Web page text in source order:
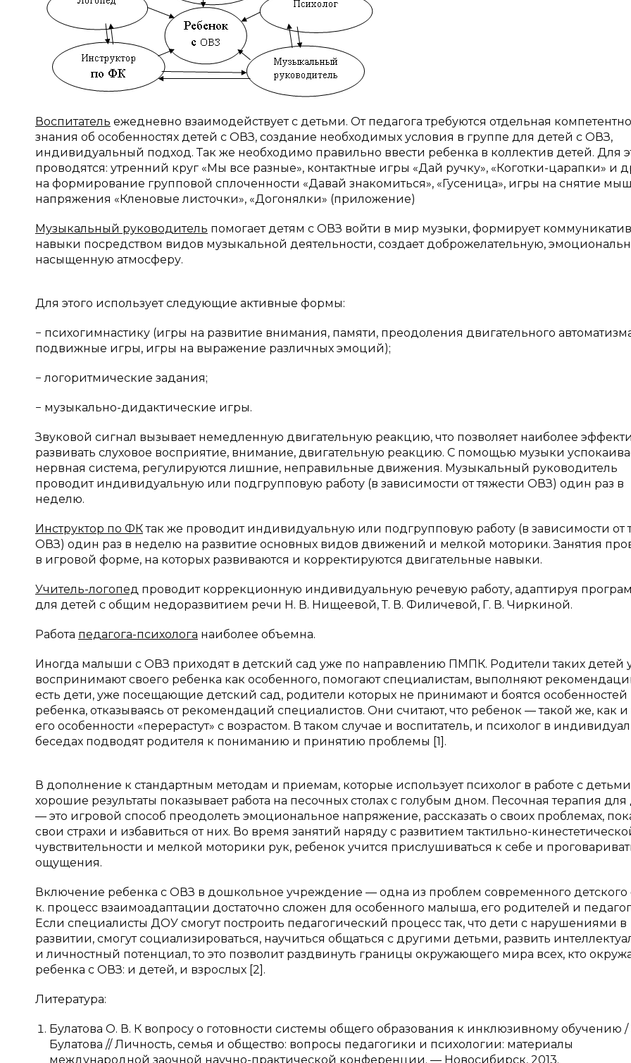
Воспитатель ежедневно взаимодействует с детьми. От педагога требуются отдельная
знания об особенностях детей с ОВЗ, создание необходимых условия в группе для детей с ОВЗ,
индивидуальный подход. Так же необходимо правильно ввести ребенка в коллектив детей. Для
проводятся: утренний круг «Мы все разные», контактные игры «Дай ручку», «Коготки-царапки» и
на формирование групповой сплоченности «Давай знакомиться», «Гусеница», игры на снятие
напряжения «Кленовые листочки», «Догонялки» (приложение)
Музыкальный руководитель помогает детям с ОВЗ войти в мир музыки, формирует
навыки посредством видов музыкальной деятельности, создает доброжелательную,
насыщенную атмосферу.
Для этого использует следующие активные формы:
− психогимнастику (игры на развитие внимания, памяти, преодоления двигательного
подвижные игры, игры на выражение различных эмоций);
− логоритмические задания;
− музыкально-дидактические игры.
Звуковой сигнал вызывает немедленную двигательную реакцию, что позволяет наиболее
развивать слуховое восприятие, внимание, двигательную реакцию. С помощью музыки
нервная система, регулируются лишние, неправильные движения. Музыкальный руководитель
проводит индивидуальную или подгрупповую работу (в зависимости от тяжести ОВЗ) один раз в
неделю.
Инструктор по ФКтак же проводит индивидуальную или подгрупповую работу (в зависимости от
ОВЗ) один раз в неделю на развитие основных видов движений и мелкой моторики. Занятия
в игровой форме, на которых развиваются и корректируются двигательные навыки.
Учитель-логопед проводит коррекционную индивидуальную речевую работу, адаптируя
для детей с общим недоразвитием речи Н. В. Нищеевой, Т. В. Филичевой, Г. В. Чиркиной.
Работа педагога-психолога наиболее объемна.
Иногда малыши с ОВЗ приходят в детский сад уже по направлению ПМПК. Родители таких детей
воспринимают своего ребенка как особенного, помогают специалистам, выполняют
есть дети, уже посещающие детский сад, родители которых не принимают и боятся особенностей
ребенка, отказываясь от рекомендаций специалистов. Они считают, что ребенок — такой же, как и
его особенности «перерастут» с возрастом. В таком случае и воспитатель, и психолог в
беседах подводят родителя к пониманию и принятию проблемы [1].
В дополнение к стандартным методам и приемам, которые использует психолог в работе с
хорошие результаты показывает работа на песочных столах с голубым дном. Песочная терапия для
— это игровой способ преодолеть эмоциональное напряжение, рассказать о своих проблемах,
свои страхи и избавиться от них. Во время занятий наряду с развитием тактильно-
чувствительности и мелкой моторики рук, ребенок учится прислушиваться к себе и
ощущения.
Включение ребенка с ОВЗ в дошкольное учреждение — одна из проблем современного детского
к. процесс взаимоадаптации достаточно сложен для особенного малыша, его родителей и
Если специалисты ДОУ смогут построить педагогический процесс так, что дети с нарушениями в
развитии, смогут социализироваться, научиться общаться с другими детьми, развить
и личностный потенциал, то это позволит раздвинуть границы окружающего мира всех, кто
ребенка с ОВЗ: и детей, и взрослых [2].
Литература:
Булатова О. В. К вопросу о готовности системы общего образования к инклюзивному обучению /
Булатова // Личность, семья и общество: вопросы педагогики и психологии: материалы
международной заочной научно-практической конференции. — Новосибирск, 2013.